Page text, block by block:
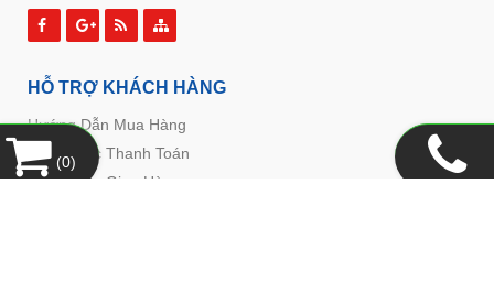
HỖ TRỢ KHÁCH HÀNG
Hướng Dẫn Mua Hàng
Hình Thức Thanh Toán
Hình Thức Giao Hàng
(0)